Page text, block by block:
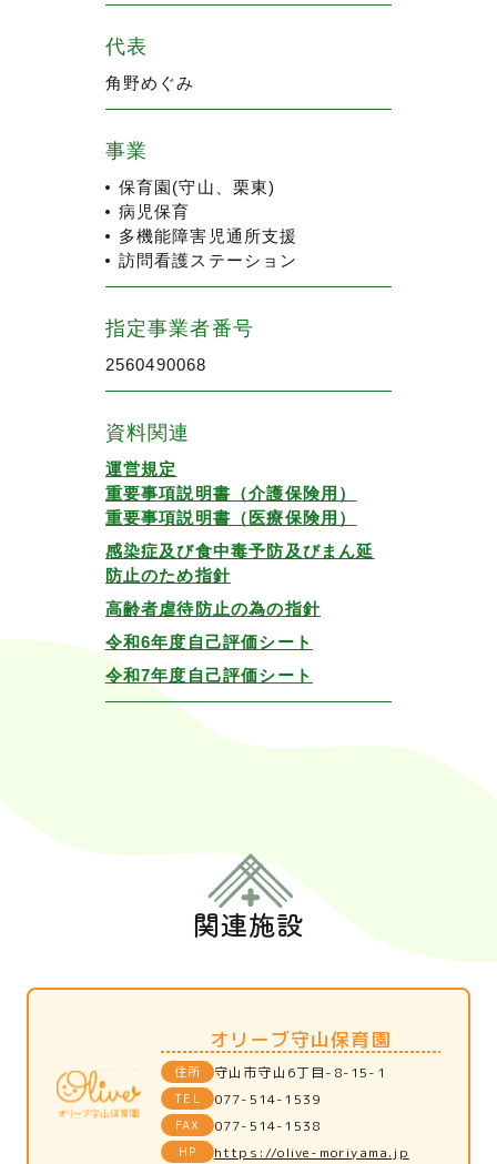
代表
角野めぐみ
事業
保育園(守山、栗東)
病児保育
多機能障害児通所支援
訪問看護ステーション
指定事業者番号
2560490068
資料関連
運営規定
重要事項説明書（介護保険用）
重要事項説明書（医療保険用）
感染症及び食中毒予防及びまん延
防止のため指針
高齢者虐待防止の為の指針
令和6年度自己評価シート
令和7年度自己評価シート
関連施設
オリーブ守山保育園
住所 守山市守山6丁目-8-15-1
TEL 077-514-1539
FAX 077-514-1538
HP https://olive-moriyama.jp